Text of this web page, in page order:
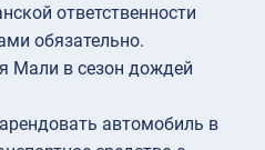
ответственности
обязательно.
Мали в сезон дождей
автомобиль в